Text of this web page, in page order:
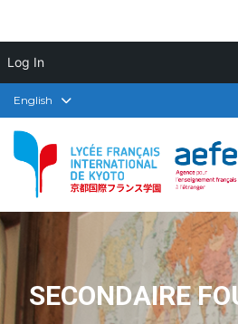
Log In
English
SECONDAIRE